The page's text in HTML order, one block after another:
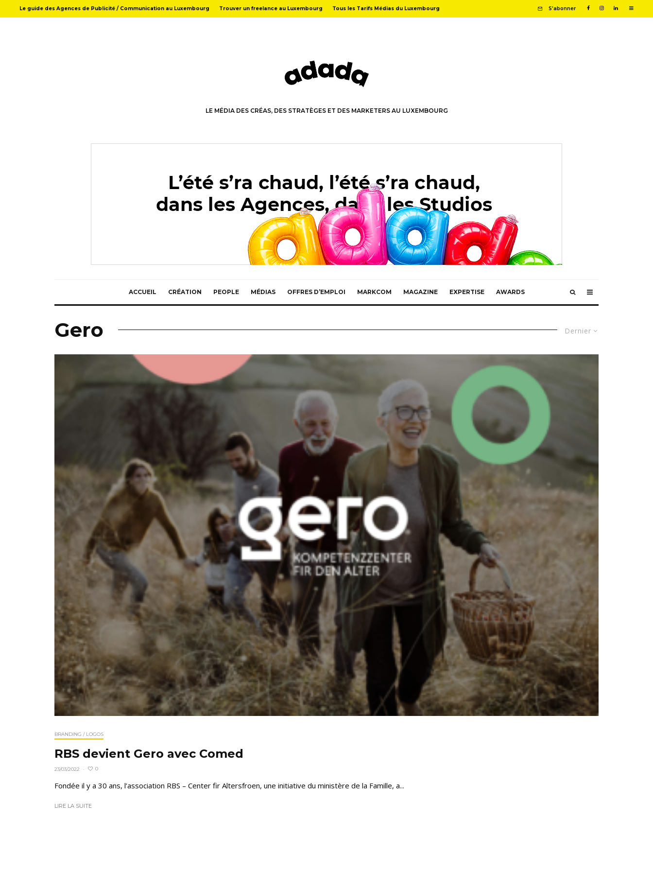
Le guide des Agences de Publicité / Communication au Luxembourg Trouver un freelance au Luxembourg Tous les Tarifs Médias du Luxembourg S'abonner
LE MÉDIA DES CRÉAS, DES STRATÈGES ET DES MARKETERS AU LUXEMBOURG
ACCUEIL CRÉATION PEOPLE MÉDIAS OFFRES D’EMPLOI MARKCOM MAGAZINE EXPERTISE AWARDS
Dernier
Gero
BRANDING / LOGOS
RBS devient Gero avec Comed
23/03/2022 · 0
Fondée il y a 30 ans, l’association RBS – Center fir Altersfroen, une initiative du ministère de la Famille, a...
LIRE LA SUITE